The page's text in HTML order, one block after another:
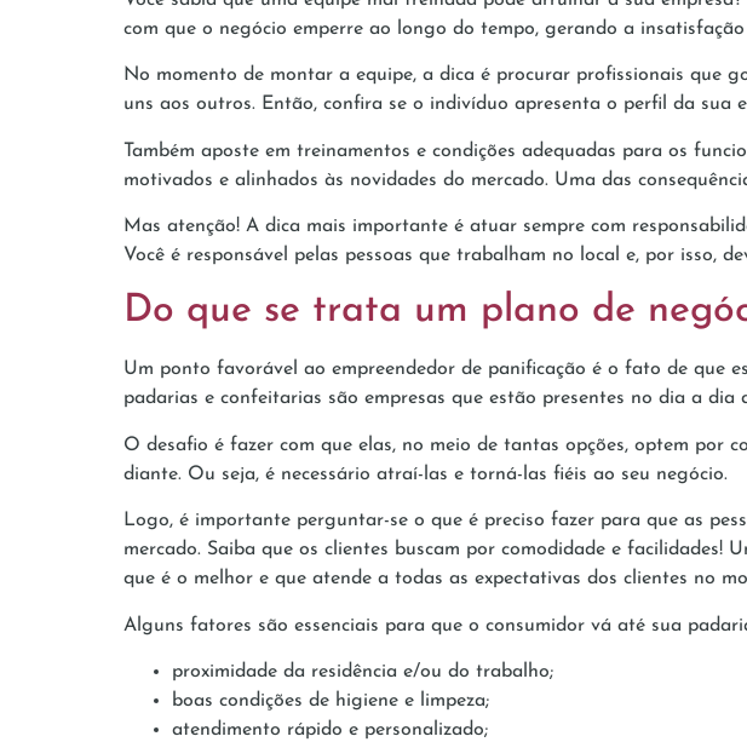
com que o negócio emperre ao longo do tempo, gerando a
No momento de montar a equipe, a dica é procurar profissionais que
uns aos outros. Então, confira se o indivíduo apresenta o perfil da sua
Também aposte em treinamentos e condições adequadas para os
motivados e alinhados às novidades do mercado. Uma das
Mas atenção! A dica mais importante é atuar sempre com
Você é responsável pelas pessoas que trabalham no local e, por isso,
Do que se trata um plano de
Um ponto favorável ao empreendedor de panificação é o fato de que
padarias e confeitarias são empresas que estão presentes no dia a
O desafio é fazer com que elas, no meio de tantas opções, optem por
diante. Ou seja, é necessário atraí-las e torná-las fiéis ao seu negócio.
Logo, é importante perguntar-se o que é preciso fazer para que as
mercado. Saiba que os clientes buscam por comodidade e facilidades!
que é o melhor e que atende a todas as expectativas dos clientes no
Alguns fatores são essenciais para que o consumidor vá até sua
proximidade da residência e/ou do trabalho;
boas condições de higiene e limpeza;
atendimento rápido e personalizado;